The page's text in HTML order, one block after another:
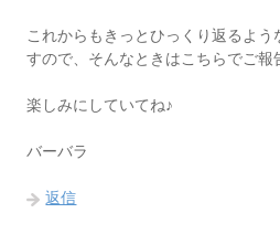
これからもきっとひっくり返るよう
すので、そんなときはこちらでご報
楽しみにしていてね♪
バーバラ
返信